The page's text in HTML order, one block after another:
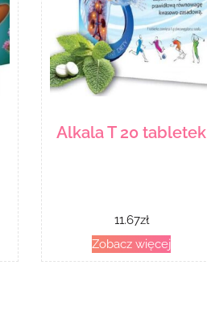
Alkala T 20 tabletek
11.67zł
Zobacz więcej